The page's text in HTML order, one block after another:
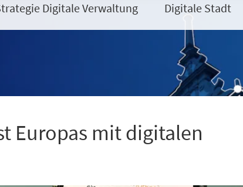
Digitale Verwaltung Digitale Stadt
Europas mit digitalen